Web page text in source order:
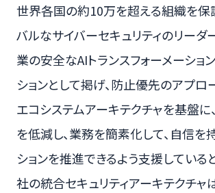
世界各国の約10万を超える組織を保
バルなサイバーセキュリティのリーダ
業の安全なAIトランスフォーメーショ
ションとして掲げ、防止優先のアプロ
エコシステムアーキテクチャを基盤に
を低減し、業務を簡素化して、自信を
ションを推進できるよう支援している
社の統合セキュリティアーキテクチャ